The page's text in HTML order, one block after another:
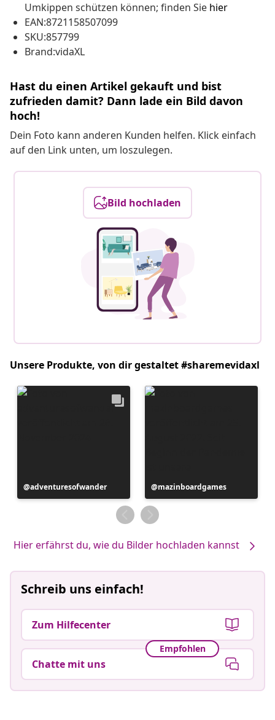
Umkippen schützen können; finden Sie hier
EAN:8721158507099
SKU:857799
Brand:vidaXL
Hast du einen Artikel gekauft und bist
zufrieden damit? Dann lade ein Bild davon
hoch!
Dein Foto kann anderen Kunden helfen. Klick einfach
auf den Link unten, um loszulegen.
Bild hochladen
Unsere Produkte, von dir gestaltet #sharemevidaxl
Beitrag
veröffentlicht
adventuresofwander
Beitrag
veröffentlicht
von
mazinboardgames
Hier erfährst du, wie du Bilder hochladen kannst
Schreib uns einfach!
Zum Hilfecenter
Empfohlen
Chatte mit uns